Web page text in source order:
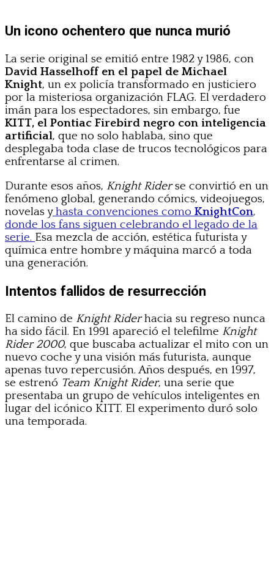
Un icono ochentero que nunca murió
La serie original se emitió entre 1982 y 1986, con
David Hasselhoff en el papel de Michael
Knight, un ex policía transformado en justiciero
por la misteriosa organización FLAG. El verdadero
imán para los espectadores, sin embargo, fue
KITT, el Pontiac Firebird negro con inteligencia
artificial, que no solo hablaba, sino que
desplegaba toda clase de trucos tecnológicos para
enfrentarse al crimen.
Durante esos años, Knight Riderse convirtió en un
fenómeno global, generando cómics, videojuegos,
novelas yhasta convenciones como KnightCon,
donde los fans siguen celebrando el legado de la
serie. Esa mezcla de acción, estética futurista y
química entre hombre y máquina marcó a toda
una generación.
Intentos fallidos de resurrección
El camino de Knight Riderhacia su regreso nunca
ha sido fácil. En 1991 apareció el telefilme Knight
Rider 2000, que buscaba actualizar el mito con un
nuevo coche y una visión más futurista, aunque
apenas tuvo repercusión. Años después, en 1997,
se estrenó Team Knight Rider, una serie que
presentaba un grupo de vehículos inteligentes en
lugar del icónico KITT. El experimento duró solo
una temporada.